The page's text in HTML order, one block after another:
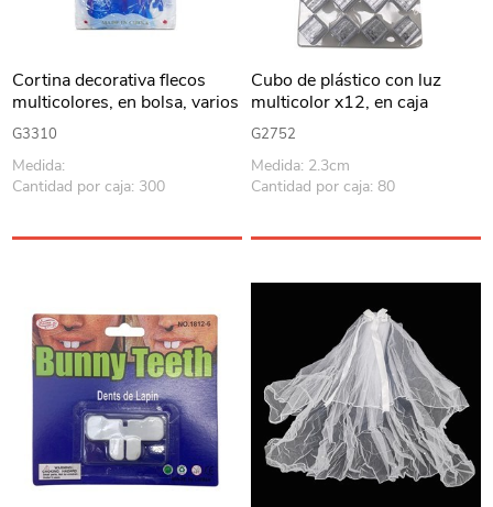
Cortina decorativa flecos
multicolores, en bolsa, varios
colores
G3310
Medida:
Cantidad por caja: 300
Cubo de plástico con luz
multicolor x12, en caja
G2752
Medida: 2.3cm
Cantidad por caja: 80